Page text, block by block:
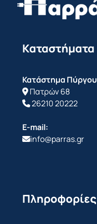
Καταστήματα
Κατάστημα Πύργου
Πατρών 68
26210 20222
E-mail:
info@parras.gr
Πληροφορίες